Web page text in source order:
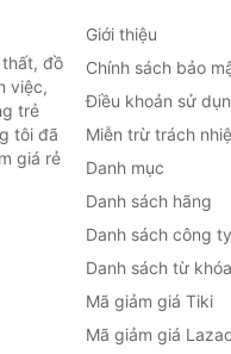
thất, đồ
việc,
trẻ
tôi đã
giá rẻ
Giới thiệu
Chính sách bảo
Điều khoản sử
Miễn trừ trách
Danh mục
Danh sách hãng
Danh sách công ty
Danh sách từ khóa
Mã giảm giá Tiki
Mã giảm giá